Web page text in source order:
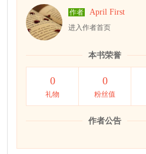
作者 April First
进入作者首页
本书荣誉
0
礼物
0
粉丝值
作者公告